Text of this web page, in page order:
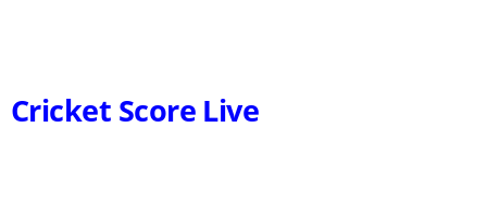
Cricket Score Live